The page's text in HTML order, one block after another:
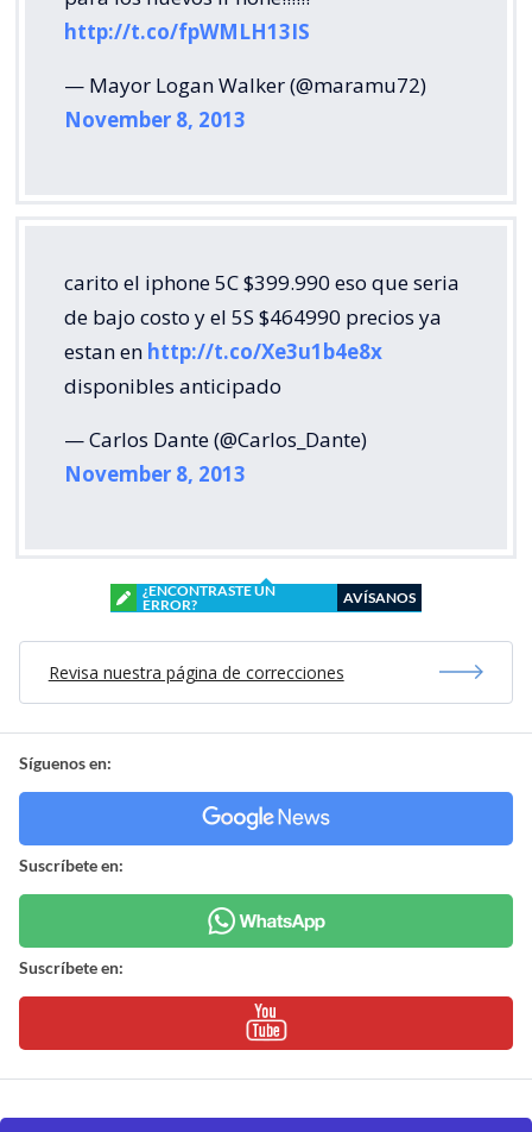
http://t.co/fpWMLH13IS
— Mayor Logan Walker (@maramu72)
November 8, 2013
carito el iphone 5C $399.990 eso que seria
de bajo costo y el 5S $464990 precios ya
estan en http://t.co/Xe3u1b4e8x
disponibles anticipado
— Carlos Dante (@Carlos_Dante)
November 8, 2013
¿ENCONTRASTE UN
ERROR?
AVÍSANOS
Revisa nuestra página de correcciones
Síguenos en:
Suscríbete en:
Suscríbete en: